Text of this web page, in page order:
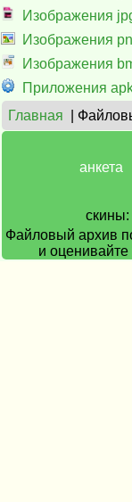
Изображения
Изображения
Изображения
Приложения
Главная
|
анкета
скины:
Файловый архив
и